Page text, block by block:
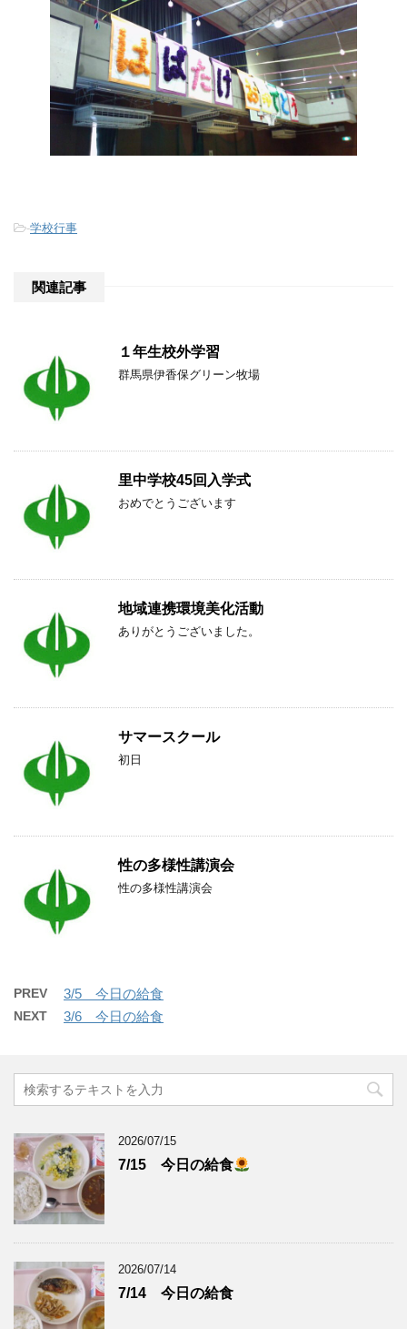
-学校行事
関連記事
１年生校外学習
群馬県伊香保グリーン牧場
里中学校45回入学式
おめでとうございます
地域連携環境美化活動
ありがとうございました。
サマースクール
初日
性の多様性講演会
性の多様性講演会
PREV 3/5 今日の給食
NEXT 3/6 今日の給食
2026/07/15
7/15 今日の給食
2026/07/14
7/14 今日の給食